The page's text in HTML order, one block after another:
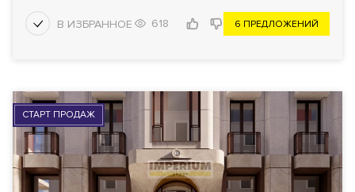
618 6 ПРЕДЛОЖЕНИЙ
СТАРТ ПРОДАЖ